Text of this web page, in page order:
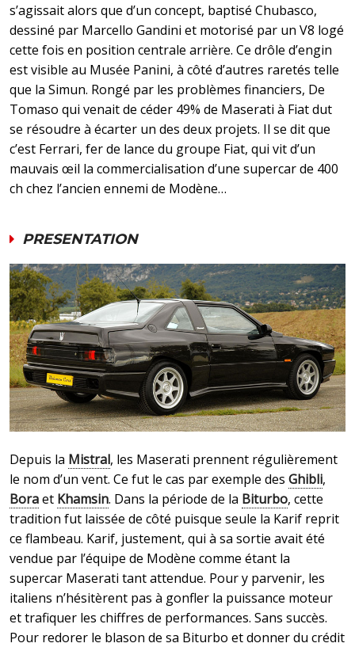
s’agissait alors que d’un concept, baptisé Chubasco,
dessiné par Marcello Gandini et motorisé par un V8 logé
cette fois en position centrale arrière. Ce drôle d’engin
est visible au Musée Panini, à côté d’autres raretés telle
que la Simun. Rongé par les problèmes financiers, De
Tomaso qui venait de céder 49% de Maserati à Fiat dut
se résoudre à écarter un des deux projets. Il se dit que
c’est Ferrari, fer de lance du groupe Fiat, qui vit d’un
mauvais œil la commercialisation d’une supercar de 400
ch chez l’ancien ennemi de Modène…
PRESENTATION
Depuis la Mistral, les Maserati prennent régulièrement
le nom d’un vent. Ce fut le cas par exemple des Ghibli,
Boraet Khamsin. Dans la période de la Biturbo, cette
tradition fut laissée de côté puisque seule la Karif reprit
ce flambeau. Karif, justement, qui à sa sortie avait été
vendue par l’équipe de Modène comme étant la
supercar Maserati tant attendue. Pour y parvenir, les
italiens n’hésitèrent pas à gonfler la puissance moteur
et trafiquer les chiffres de performances. Sans succès.
Pour redorer le blason de sa Biturbo et donner du crédit